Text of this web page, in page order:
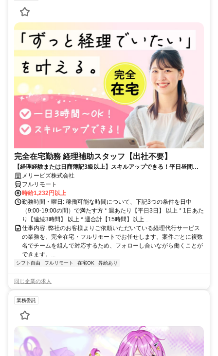
完全在宅勤務 経理補助スタッフ【出社不要】
【経理経験または日商簿記3級以上】スキルアップできる！平日昼間３h
～。完全在宅で育児・介護中の方も大歓迎♪
メリービズ株式会社
フルリモート
時給1,232円以上
勤務時間・曜日: 稼働可能な時間について、下記3つの条件を日中
（9:00-19:00の間）で満たす方 * 週あたり【平日3日】 以上 * 1日あた
り【連続3時間】 以上 * 週合計【15時間】以上...
仕事内容: 弊社のお客様よりご依頼いただいている経理代行サービス
の業務を、完全在宅・フルリモートでお任せします。案件ごとに複数
名でチームを組んで対応するため、フォローし合いながら働くことが
できます。...
シフト自由 フルリモート 在宅OK 昇給あり
同じ企業の求人
業務委託